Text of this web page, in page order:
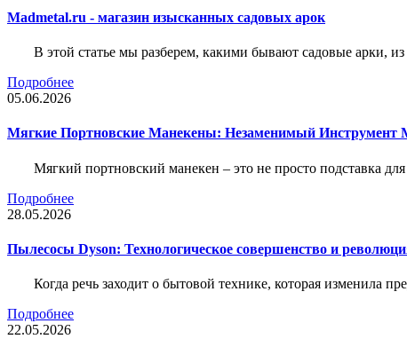
Madmetal.ru - магазин изысканных садовых арок
В этой статье мы разберем, какими бывают садовые арки,
Подробнее
05.06.2026
Мягкие Портновские Манекены: Незаменимый Инструмент
Мягкий портновский манекен – это не просто подставка
Подробнее
28.05.2026
Пылесосы Dyson: Технологическое совершенство и
Когда речь заходит о бытовой технике, которая изменила
Подробнее
22.05.2026